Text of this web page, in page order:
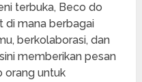
terbuka, Beco do
di mana berbagai
berkolaborasi, dan
memberikan pesan
orang untuk